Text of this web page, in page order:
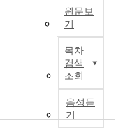
원문보
기
목차
검색
조회
음성듣
기